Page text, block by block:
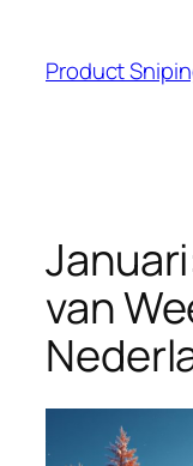
content
Product
van